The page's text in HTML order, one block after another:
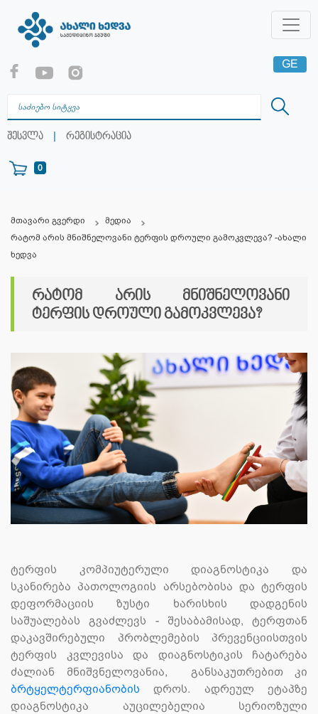
შესვლა | რეგისტრაცია
0
GE
RU
მთავარი გვერდი
მედია
რატომ არის მნიშნელოვანი ტერფის დროული გამოკვლევა? -ახალი
ხედვა
რატომ არის მნიშნელოვანი
ტერფის დროული გამოკვლევა?
ტერფის კომპიუტერული დიაგნოსტიკა და
სკანირება პათოლოგიის არსებობისა და ტერფის
დეფორმაციის ზუსტი ხარისხის დადგენის
საშუალებას გვაძლევს - შესაბამისად, ტერფთან
დაკავშირებული პრობლემების პრევენციისთვის
ტერფის კვლევისა და დიაგნოსტიკის ჩატარება
ძალიან მნიშვნელოვანია, განსაკუთრებით კი
ბრტყელტერფიანობისდროს. ადრეულ ეტაპზე
დიაგნოსტიკა აუცილებელია სერიოზული